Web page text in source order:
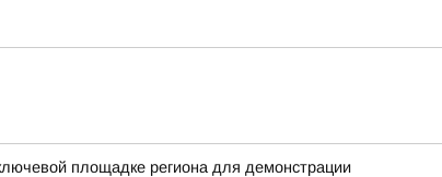
площадке региона для демонстрации